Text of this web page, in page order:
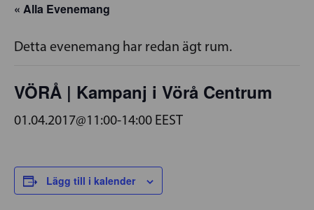
« Alla Evenemang
Detta evenemang har redan ägt rum.
VÖRÅ | Kampanj i Vörå Centrum
01.04.2017@11:00-14:00 EEST
Lägg till i kalender